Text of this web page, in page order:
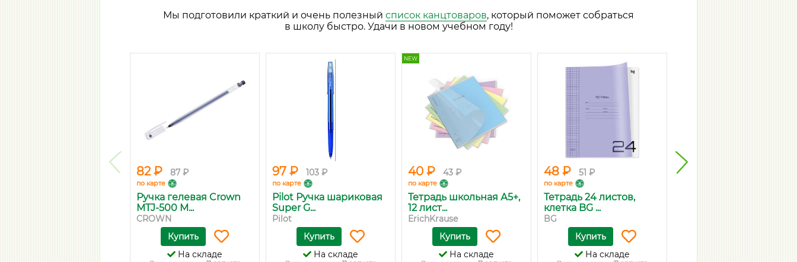
Мы подготовили краткий и очень полезный список канцтоваров, который поможет собраться
в школу быстро. Удачи в новом учебном году!
82 ₽ 87 ₽
по карте
Ручка гелевая Crown
MTJ-500 M...
CROWN
Купить
На складе
97 ₽ 103 ₽
по карте
Pilot Ручка шариковая
Super G...
Pilot
Купить
На складе
NEW
40 ₽ 43 ₽
по карте
Тетрадь школьная А5+,
12 лист...
ErichKrause
Купить
На складе
48 ₽ 51 ₽
по карте
Тетрадь 24 листов,
клетка BG ...
BG
Купить
На складе
284 ₽